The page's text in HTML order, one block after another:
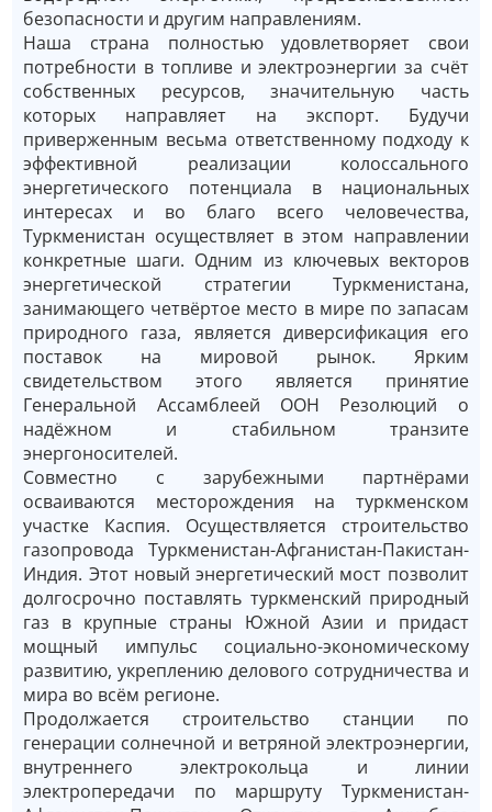
безопасности и другим направлениям.
Наша страна полностью удовлетворяет свои
потребности в топливе и электроэнергии за счёт
собственных ресурсов, значительную часть
которых направляет на экспорт. Будучи
приверженным весьма ответственному подходу к
эффективной реализации колоссального
энергетического потенциала в национальных
интересах и во благо всего человечества,
Туркменистан осуществляет в этом направлении
конкретные шаги. Одним из ключевых векторов
энергетической стратегии Туркменистана,
занимающего четвёртое место в мире по запасам
природного газа, является диверсификация его
поставок на мировой рынок. Ярким
свидетельством этого является принятие
Генеральной Ассамблеей ООН Резолюций о
надёжном и стабильном транзите
энергоносителей.
Совместно с зарубежными партнёрами
осваиваются месторождения на туркменском
участке Каспия. Осуществляется строительство
газопровода Туркменистан-Афганистан-Пакистан-
Индия. Этот новый энергетический мост позволит
долгосрочно поставлять туркменский природный
газ в крупные страны Южной Азии и придаст
мощный импульс социально-экономическому
развитию, укреплению делового сотрудничества и
мира во всём регионе.
Продолжается строительство станции по
генерации солнечной и ветряной электроэнергии,
внутреннего электрокольца и линии
электропередачи по маршруту Туркменистан-